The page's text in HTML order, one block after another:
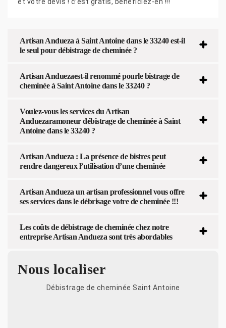
Artisan Andueza à Saint Antoine dans le 33240 est-il
le seul pour débistrage de cheminée ?
Artisan Anduezaest-il renommé pourle bistrage de
cheminée à Saint Antoine dans le 33240 ?
Voulez-vous les services du Artisan
Anduezaramoneur débistrage de cheminée à Saint
Antoine dans le 33240 ?
Artisan Andueza : La présence de bistres peut
rendre dangereux l’utilisation d’une cheminée
Artisan Andueza un artisan professionnel vous offre
ses services dans le débrisage votre de cheminée !!!
Les coûts de débistrage de cheminée chez notre
entreprise Artisan Andueza sont très abordables
Nous localiser
Débistrage de cheminée Saint Antoine